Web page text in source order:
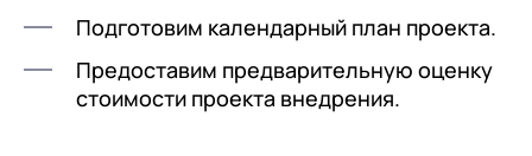
Подготовим календарный план проекта.
Предоставим предварительную оценку
стоимости проекта внедрения.